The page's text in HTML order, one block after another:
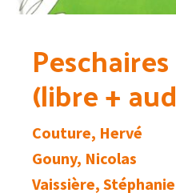
(libre +
Couture, Hervé
Gouny, Nicolas
Vaissière, Stéphanie